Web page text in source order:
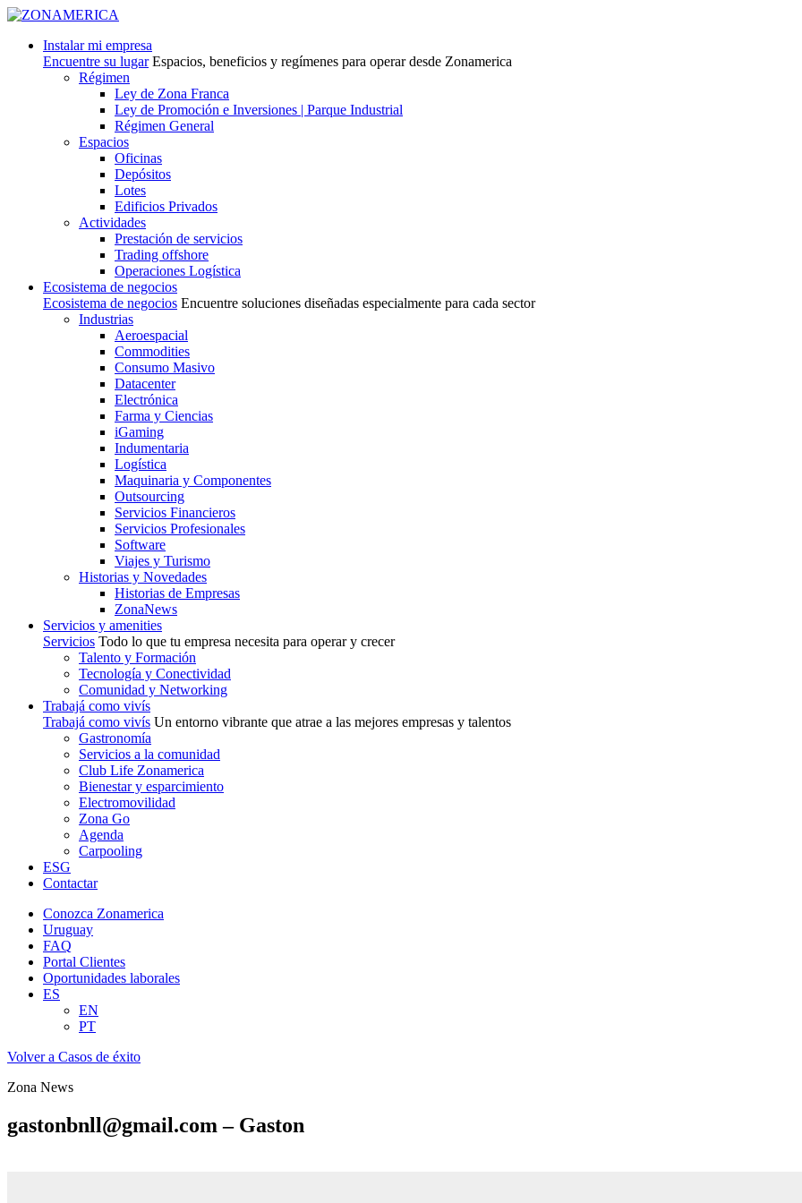
Instalar mi empresa
Encuentre su lugar Espacios, beneficios y regímenes para operar desde Zonamerica
Régimen
Ley de Zona Franca
Ley de Promoción e Inversiones | Parque Industrial
Régimen General
Espacios
Oficinas
Depósitos
Lotes
Edificios Privados
Actividades
Prestación de servicios
Trading offshore
Operaciones Logística
Ecosistema de negocios
Ecosistema de negocios Encuentre soluciones diseñadas especialmente para cada sector
Industrias
Aeroespacial
Commodities
Consumo Masivo
Datacenter
Electrónica
Farma y Ciencias
iGaming
Indumentaria
Logística
Maquinaria y Componentes
Outsourcing
Servicios Financieros
Servicios Profesionales
Software
Viajes y Turismo
Historias y Novedades
Historias de Empresas
ZonaNews
Servicios y amenities
Servicios Todo lo que tu empresa necesita para operar y crecer
Talento y Formación
Tecnología y Conectividad
Comunidad y Networking
Trabajá como vivís
Trabajá como vivís Un entorno vibrante que atrae a las mejores empresas y talentos
Gastronomía
Servicios a la comunidad
Club Life Zonamerica
Bienestar y esparcimiento
Electromovilidad
Zona Go
Agenda
Carpooling
ESG
Contactar
Conozca Zonamerica
Uruguay
FAQ
Portal Clientes
Oportunidades laborales
ES
EN
PT
Volver a Casos de éxito
Zona News
gastonbnll@gmail.com – Gaston